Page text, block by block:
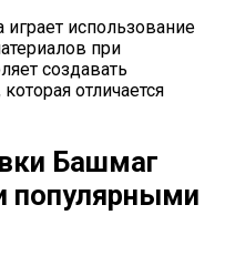
использование
при
создавать
отличается
Башмаг
популярными